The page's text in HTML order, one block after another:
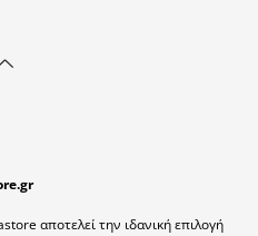
αποτελεί την ιδανική επιλογή